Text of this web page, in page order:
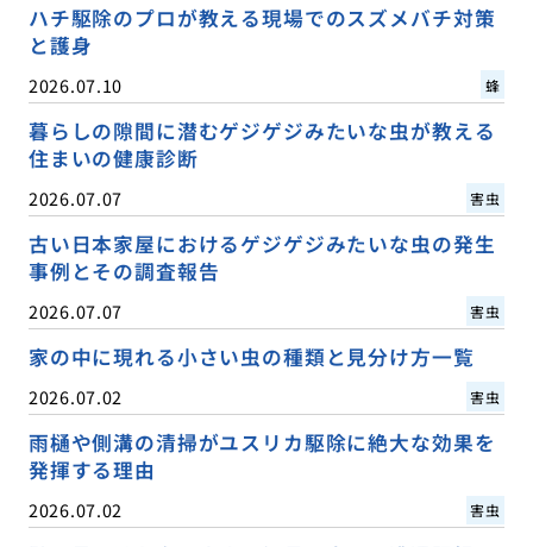
ハチ駆除のプロが教える現場でのスズメバチ対策
と護身
2026.07.10 蜂
暮らしの隙間に潜むゲジゲジみたいな虫が教える
住まいの健康診断
2026.07.07 害虫
古い日本家屋におけるゲジゲジみたいな虫の発生
事例とその調査報告
2026.07.07 害虫
家の中に現れる小さい虫の種類と見分け方一覧
2026.07.02 害虫
雨樋や側溝の清掃がユスリカ駆除に絶大な効果を
発揮する理由
2026.07.02 害虫